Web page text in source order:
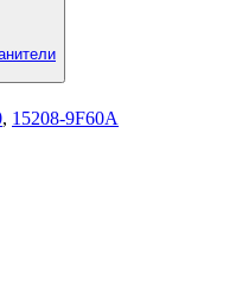
, 15208-9F60A